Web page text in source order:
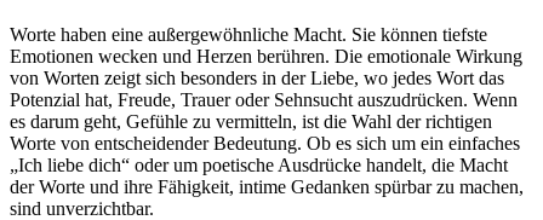
Worte haben eine außergewöhnliche Macht. Sie können tiefste
Emotionen wecken und Herzen berühren. Die emotionale Wirkung
von Worten zeigt sich besonders in der Liebe, wo jedes Wort das
Potenzial hat, Freude, Trauer oder Sehnsucht auszudrücken. Wenn
es darum geht, Gefühle zu vermitteln, ist die Wahl der richtigen
Worte von entscheidender Bedeutung. Ob es sich um ein einfaches
„Ich liebe dich“ oder um poetische Ausdrücke handelt, die Macht
der Worte und ihre Fähigkeit, intime Gedanken spürbar zu machen,
sind unverzichtbar.